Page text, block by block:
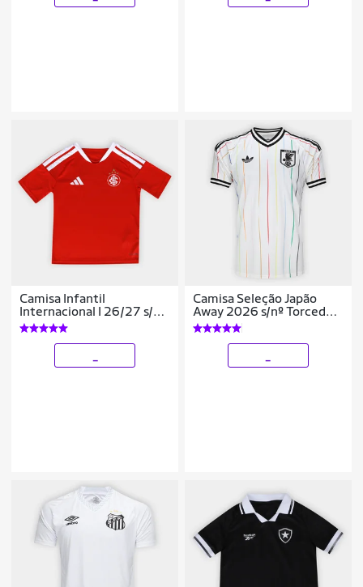
Camisa Infantil
Internacional I 26/27 s/n
Torcedor Adidas
Camisa Seleção Japão
Away 2026 s/nº Torcedor
Adidas Originals
Masculina